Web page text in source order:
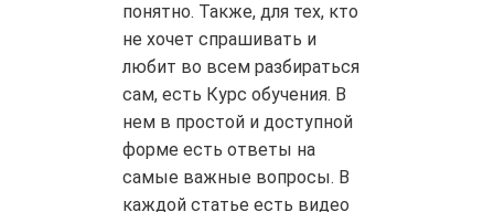
понятно. Также, для тех, кто
не хочет спрашивать и
любит во всем разбираться
сам, есть Курс обучения. В
нем в простой и доступной
форме есть ответы на
самые важные вопросы. В
каждой статье есть видео